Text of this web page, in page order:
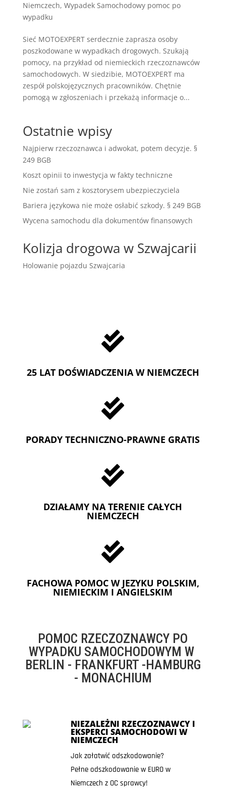
Niemczech, Wypadek Samochodowy pomoc po
wypadku
Sieć MOTOEXPERT serdecznie zaprasza osoby
poszkodowane w wypadkach drogowych. Szukają
pomocy, na przykład od niemieckich rzeczoznawców
samochodowych. W siedzibie, MOTOEXPERT ma
zespół polskojęzycznych pracowników. Chętnie
pomogą w zgłoszeniach i przekażą informacje o...
Ostatnie wpisy
Najpierw rzeczoznawca i adwokat, potem decyzje. §
249 BGB
Koszt opinii to inwestycja w fakty techniczne
Nie zostań sam z kosztorysem ubezpieczyciela
Bariera językowa nie może osłabić szkody. § 249 BGB
Wycena samochodu dla dokumentów finansowych
Kolizja drogowa w Szwajcarii
Holowanie pojazdu Szwajcaria

25 LAT DOŚWIADCZENIA W NIEMCZECH

PORADY TECHNICZNO-PRAWNE GRATIS

DZIAŁAMY NA TERENIE CAŁYCH
NIEMCZECH

FACHOWA POMOC W JEZYKU POLSKIM,
NIEMIECKIM I ANGIELSKIM
POMOC RZECZOZNAWCY PO
WYPADKU SAMOCHODOWYM W
BERLIN - FRANKFURT -HAMBURG
- MONACHIUM
NIEZALEŻNI RZECZOZNAWCY I
EKSPERCI SAMOCHODOWI W
NIEMCZECH
Jak załatwić odszkodowanie?
Pełne odszkodowanie w EURO w
Niemczech z OC sprawcy!